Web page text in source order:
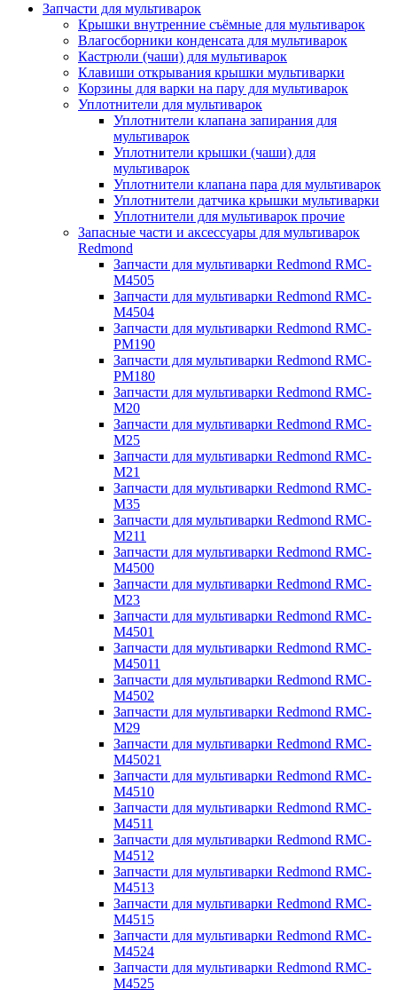
Запчасти для мультиварок
Крышки внутренние съёмные для мультиварок
Влагосборники конденсата для мультиварок
Кастрюли (чаши) для мультиварок
Клавиши открывания крышки мультиварки
Корзины для варки на пару для мультиварок
Уплотнители для мультиварок
Уплотнители клапана запирания для
мультиварок
Уплотнители крышки (чаши) для
мультиварок
Уплотнители клапана пара для мультиварок
Уплотнители датчика крышки мультиварки
Уплотнители для мультиварок прочие
Запасные части и аксессуары для мультиварок
Redmond
Запчасти для мультиварки Redmond RMC-
M4505
Запчасти для мультиварки Redmond RMC-
M4504
Запчасти для мультиварки Redmond RMC-
PM190
Запчасти для мультиварки Redmond RMC-
PM180
Запчасти для мультиварки Redmond RMC-
M20
Запчасти для мультиварки Redmond RMC-
M25
Запчасти для мультиварки Redmond RMC-
M21
Запчасти для мультиварки Redmond RMC-
M35
Запчасти для мультиварки Redmond RMC-
M211
Запчасти для мультиварки Redmond RMC-
M4500
Запчасти для мультиварки Redmond RMC-
M23
Запчасти для мультиварки Redmond RMC-
M4501
Запчасти для мультиварки Redmond RMC-
M45011
Запчасти для мультиварки Redmond RMC-
M4502
Запчасти для мультиварки Redmond RMC-
M29
Запчасти для мультиварки Redmond RMC-
M45021
Запчасти для мультиварки Redmond RMC-
M4510
Запчасти для мультиварки Redmond RMC-
M4511
Запчасти для мультиварки Redmond RMC-
M4512
Запчасти для мультиварки Redmond RMC-
M4513
Запчасти для мультиварки Redmond RMC-
M4515
Запчасти для мультиварки Redmond RMC-
M4524
Запчасти для мультиварки Redmond RMC-
M4525